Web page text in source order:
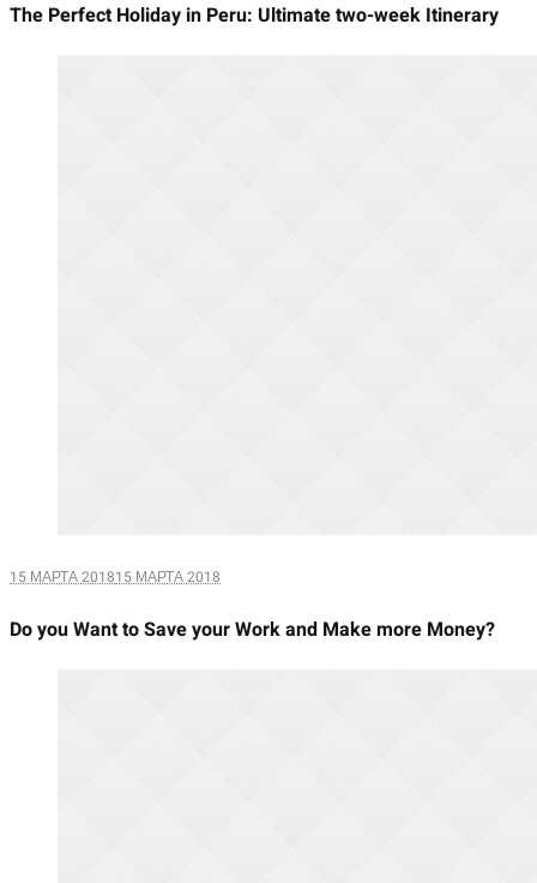
The Perfect Holiday in Peru: Ultimate two-week Itinerary
15 МАРТА 201815 МАРТА 2018
Do you Want to Save your Work and Make more Money?